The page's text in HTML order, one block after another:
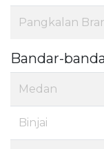
Pangkalan
Bandar-
Medan
Binjai